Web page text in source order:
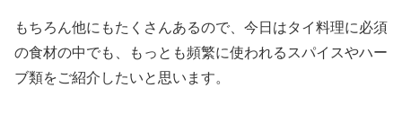
もちろん他にもたくさんあるので、今日はタイ料理に必須
の食材の中でも、もっとも頻繁に使われるスパイスやハー
ブ類をご紹介したいと思います。